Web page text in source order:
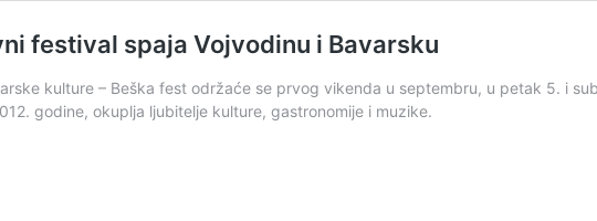
festival spaja Vojvodinu i Bavarsku
kulture – Beška fest održaće se prvog vikenda u septembru, u petak 5. i
godine, okuplja ljubitelje kulture, gastronomije i muzike.